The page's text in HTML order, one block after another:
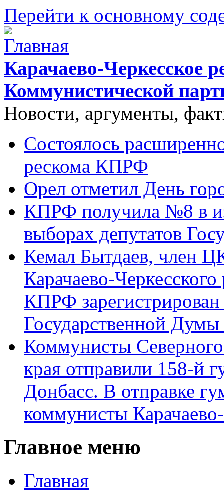
Перейти к основному
Карачаево-Черкесское
Коммунистической
Новости, аргументы,
Состоялось
рескома КПРФ
Орел отметил День
КПРФ получила №8 в
выборах депутатов
Кемал Бытдаев, член
Карачаево-
КПРФ
Государственной
Коммунисты Северного
края отправили 158-й
Донбасс. В отправке
коммунисты
Главное меню
Главная